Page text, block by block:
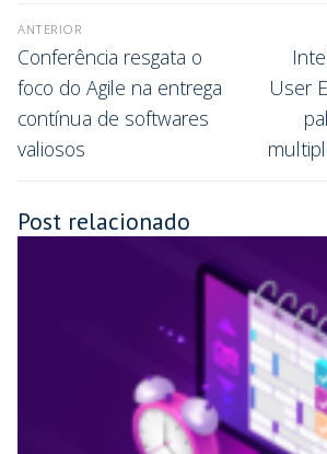
ANTERIOR
Conferência resgata o
foco do Agile na entrega
contínua de softwares
valiosos
User
Post relacionado